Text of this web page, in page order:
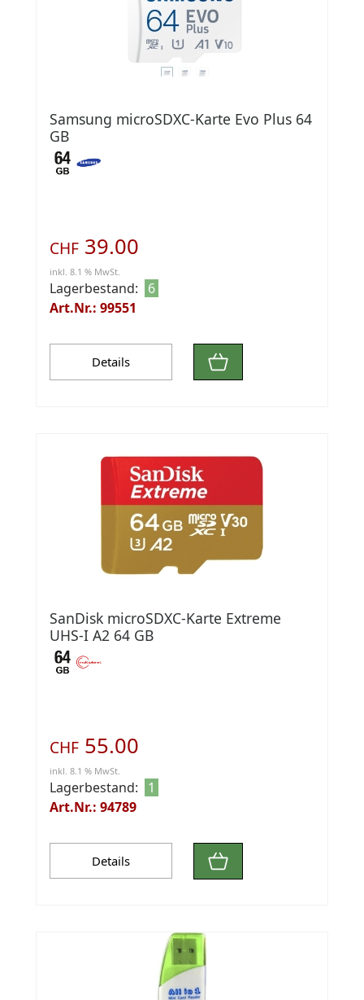
Samsung microSDXC-Karte Evo Plus 64
GB
CHF 39.00
inkl. 8.1 % MwSt.
Lagerbestand:
6
Art.Nr.: 99551
Details
SanDisk microSDXC-Karte Extreme
UHS-I A2 64 GB
CHF 55.00
inkl. 8.1 % MwSt.
Lagerbestand:
1
Art.Nr.: 94789
Details